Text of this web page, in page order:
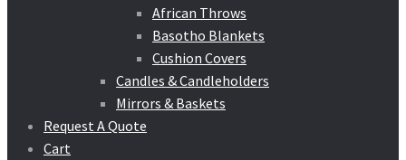
African Throws
Basotho Blankets
Cushion Covers
Candles & Candleholders
Mirrors & Baskets
Request A Quote
Cart